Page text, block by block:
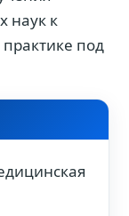
наук к
под